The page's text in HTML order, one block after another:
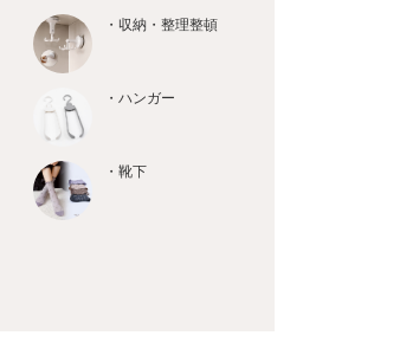
・収納・整理整頓
・ハンガー
・靴下